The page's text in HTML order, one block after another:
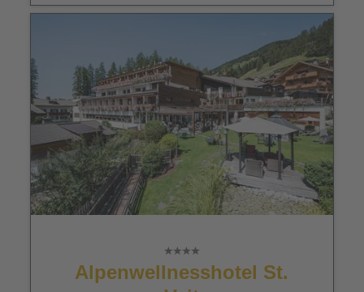
Alpenwellnesshotel St.